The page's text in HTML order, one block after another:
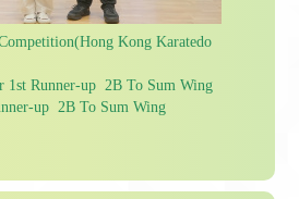
Kong Karatedo
1st Runner-up 2B To Sum Wing
up 2B To Sum Wing